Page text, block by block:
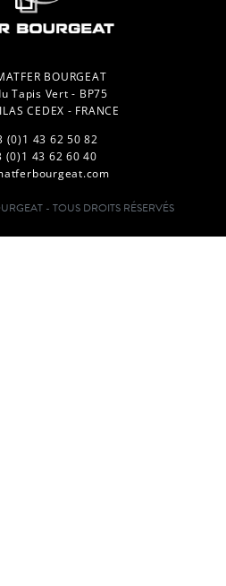
BOURGEAT
Tapis Vert - BP75
CEDEX - FRANCE
(0)1 43 62 50 82
(0)1 43 62 60 40
- TOUS DROITS RÉSERVÉS